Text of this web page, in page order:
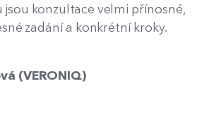
jsou konzultace velmi přínosné,
zadání a konkrétní kroky.
(VERONIQ)